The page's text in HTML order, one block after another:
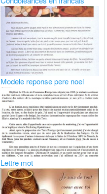
Modele reponse pere noel
Lettre mot